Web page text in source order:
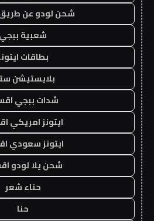
شحن لودو عن طريق
شعبية ببجي
بطاقات
بلايستيشن
شدات ببجي
ايتونز امريكي
ايتونز سعودي
شحن يلا لودو
حناء شعر
حنا